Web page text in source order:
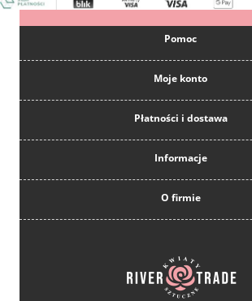
Pomoc
Moje konto
Płatności i dostawa
Informacje
O firmie